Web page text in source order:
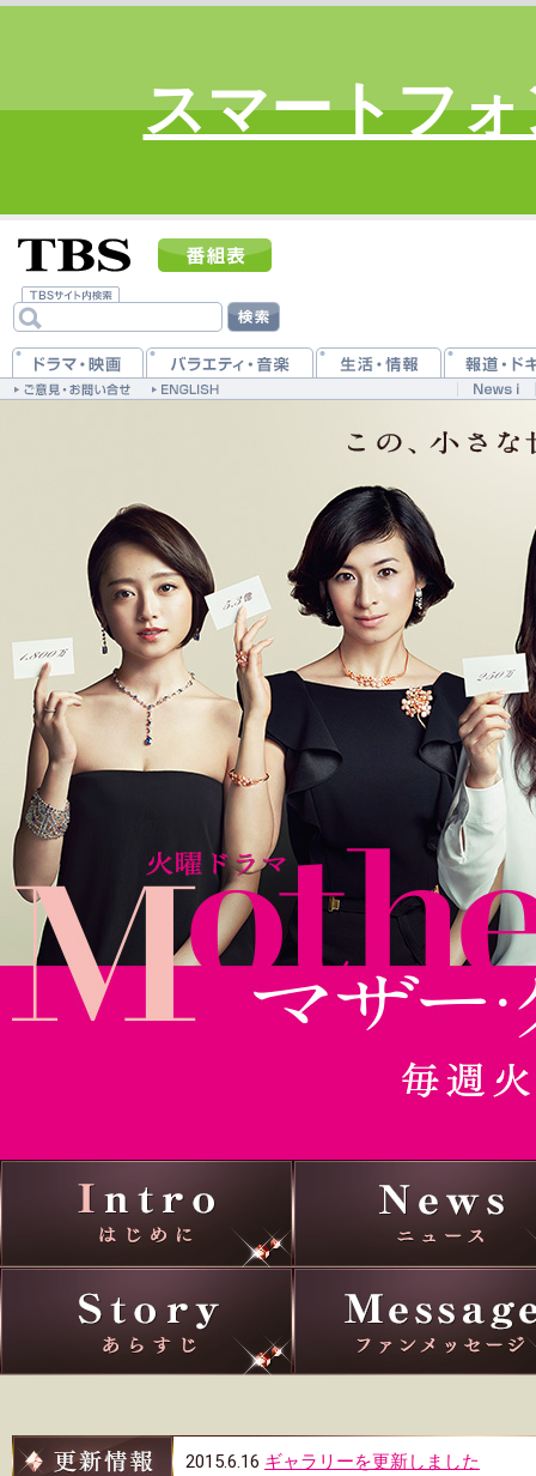
スマートフ
はじめに
あらすじ
2015.6.16 ギャラリーを更新しました